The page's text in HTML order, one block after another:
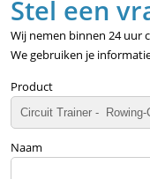
Stel een
Wij nemen binnen 24 uur
We gebruiken je
Product
Naam